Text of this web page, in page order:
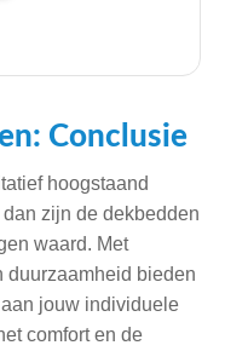
Conclusie
hoogstaand
zijn de dekbedden
waard. Met
duurzaamheid bieden
jouw individuele
comfort en de